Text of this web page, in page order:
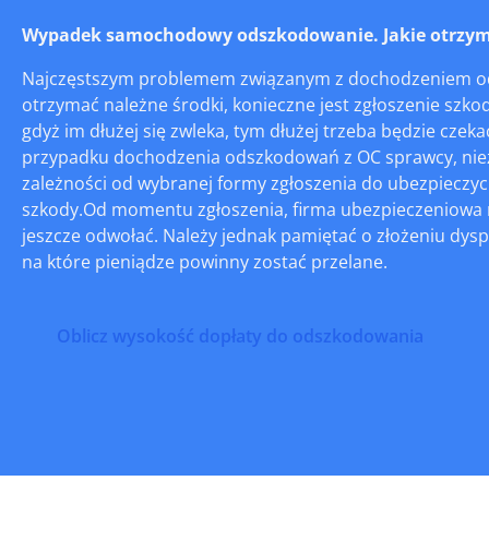
Wypadek samochodowy odszkodowanie. Jakie
Najczęstszym problemem związanym z dochodzeniem
otrzymać należne środki, konieczne jest zgłoszenie
gdyż im dłużej się zwleka, tym dłużej trzeba będzie
przypadku dochodzenia odszkodowań z OC sprawcy,
zależności od wybranej formy zgłoszenia do
szkody.Od momentu zgłoszenia, firma
jeszcze odwołać. Należy jednak pamiętać o złożeniu
na które pieniądze powinny zostać przelane.
Oblicz wysokość dopłaty do odszkodowania